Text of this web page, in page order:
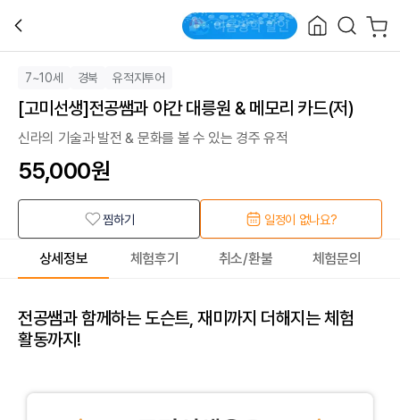
7~10세 경북 유적지투어
[고미선생]전공쌤과 야간 대릉원 & 메모리 카드(저)
신라의 기술과 발전 & 문화를 볼 수 있는 경주 유적
55,000원
찜하기 일정이 없나요?
상세정보 체험후기 취소/환불 체험문의
전공쌤과 함께하는 도슨트, 재미까지 더해지는 체험
활동까지!